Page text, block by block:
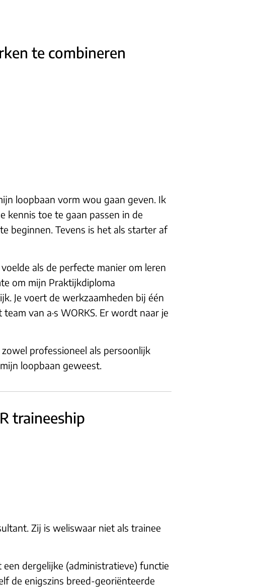
te combineren
loopbaan vorm wou gaan geven. Ik
kennis toe te gaan passen in de
beginnen. Tevens is het als starter af
als de perfecte manier om leren
om mijn Praktijkdiploma
Je voert de werkzaamheden bij één
van a·s WORKS. Er wordt naar je
professioneel als persoonlijk
loopbaan geweest.
traineeship
Zij is weliswaar niet als trainee
een dergelijke (administratieve) functie
de enigszins breed-georiënteerde